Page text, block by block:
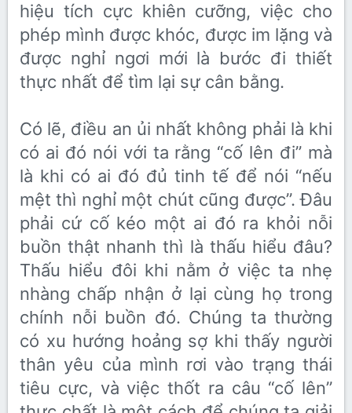
hiệu tích cực khiên cưỡng, việc cho
phép mình được khóc, được im lặng và
được nghỉ ngơi mới là bước đi thiết
thực nhất để tìm lại sự cân bằng.
Có lẽ, điều an ủi nhất không phải là khi
có ai đó nói với ta rằng “cố lên đi” mà
là khi có ai đó đủ tinh tế để nói “nếu
mệt thì nghỉ một chút cũng được”. Đâu
phải cứ cố kéo một ai đó ra khỏi nỗi
buồn thật nhanh thì là thấu hiểu đâu?
Thấu hiểu đôi khi nằm ở việc ta nhẹ
nhàng chấp nhận ở lại cùng họ trong
chính nỗi buồn đó. Chúng ta thường
có xu hướng hoảng sợ khi thấy người
thân yêu của mình rơi vào trạng thái
tiêu cực, và việc thốt ra câu “cố lên”